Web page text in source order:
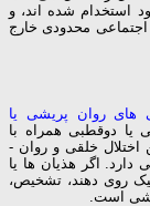
استخدام شده ­اند، و
محدودی خارج
های روان­ پریشی یا
یا دوقطبی همراه با
اختلال خلقی و روان
اگر هذیان­ ها یا
روی دهند، تشخیص،
است.